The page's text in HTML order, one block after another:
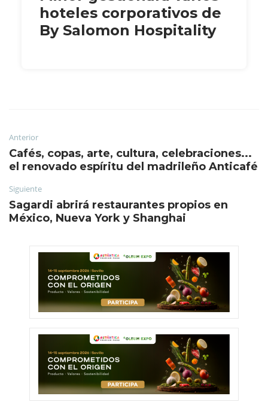
hoteles corporativos de
By Salomon Hospitality
Anterior
Cafés, copas, arte, cultura, celebraciones...
el renovado espíritu del madrileño Anticafé
Siguiente
Sagardi abrirá restaurantes propios en
México, Nueva York y Shanghai